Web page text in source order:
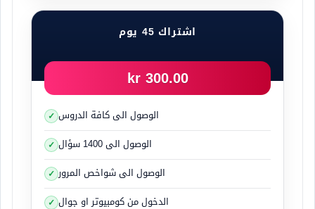
اشتراك 45 يوم
300.00 kr
الوصول الى كافة الدروس
الوصول الى 1400 سؤال
الوصول الى شواخص المرور
الدخول من كومبيوتر او جوال